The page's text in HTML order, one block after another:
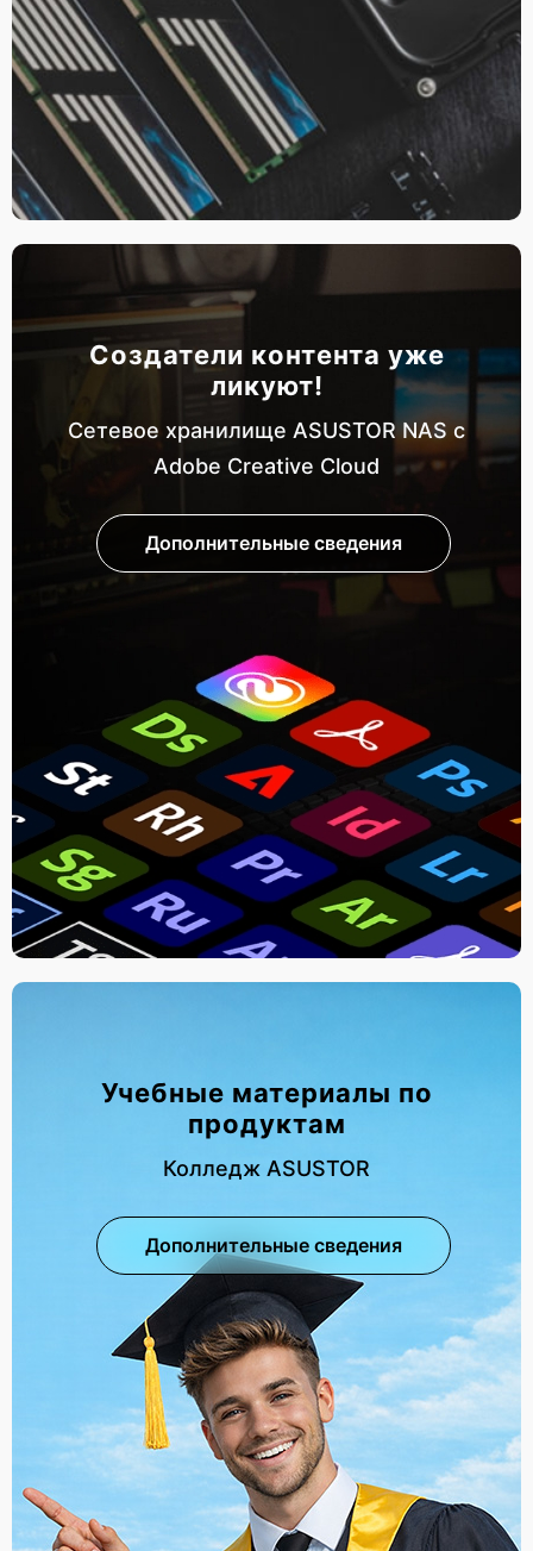
Создатели контента уже
ликуют!
Сетевое хранилище ASUSTOR NAS с
Adobe Creative Cloud
Дополнительные сведения
Учебные материалы по
продуктам
Колледж ASUSTOR
Дополнительные сведения